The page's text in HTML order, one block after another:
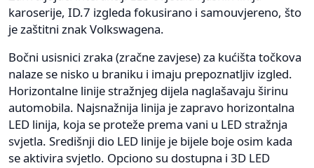
karoserije, ID.7 izgleda fokusirano i samouvjereno, što
je zaštitni znak Volkswagena.
Bočni usisnici zraka (zračne zavjese) za kućišta točkova
nalaze se nisko u braniku i imaju prepoznatljiv izgled.
Horizontalne linije stražnjeg dijela naglašavaju širinu
automobila. Najsnažnija linija je zapravo horizontalna
LED linija, koja se proteže prema vani u LED stražnja
svjetla. Središnji dio LED linije je bijele boje osim kada
se aktivira svjetlo. Opciono su dostupna i 3D LED